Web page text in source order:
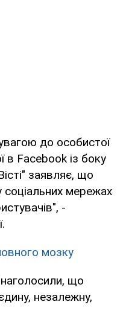
до особистої
в Facebook із боку
заявляє, що
соціальних мережах
-
мозку
що
незалежну,